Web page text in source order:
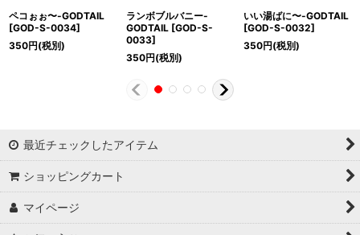
ペコぉぉ〜-GODTAIL
[GOD-S-0034]
350円(税別)
ランボブルバニー-
GODTAIL [GOD-S-
0033]
350円(税別)
いい湯ばに〜-GODTAIL
[GOD-S-0032]
350円(税別)
最近チェックしたアイテム
ショッピングカート
マイページ